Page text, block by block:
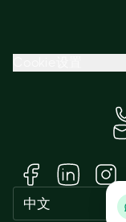
中文